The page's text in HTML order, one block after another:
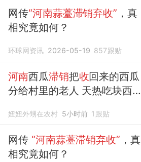
网传“河南蒜薹滞销弃收” ，真
相究竟如何？
环球网资讯 2026-05-19 857跟贴
河南西瓜滞销把收回来的西瓜
分给村里的老人 天热吃块西瓜
一点绵薄之力，看到大家吃的
开心，自己心里也非常高
妞妞外甥在农村 5小时前 1 跟贴
网传 “河南蒜薹滞销弃收” ，真
相究竟如何？